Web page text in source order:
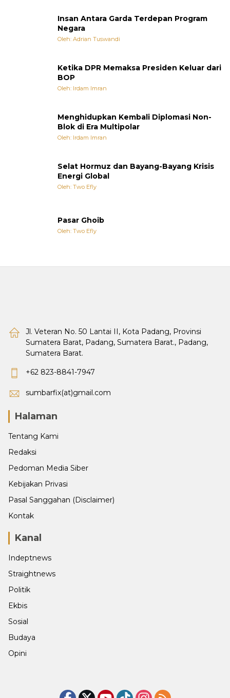
Insan Antara Garda Terdepan Program
Negara
Oleh: Adrian Tuswandi
Ketika DPR Memaksa Presiden Keluar dari
BOP
Oleh: Irdam Imran
Menghidupkan Kembali Diplomasi Non-
Blok di Era Multipolar
Oleh: Irdam Imran
Selat Hormuz dan Bayang-Bayang Krisis
Energi Global
Oleh: Two Efly
Pasar Ghoib
Oleh: Two Efly
Jl. Veteran No. 50 Lantai II, Kota Padang, Provinsi
Sumatera Barat, Padang, Sumatera Barat., Padang,
Sumatera Barat.
+62 823-8841-7947
sumbarfix(at)gmail.com
Halaman
Tentang Kami
Redaksi
Pedoman Media Siber
Kebijakan Privasi
Pasal Sanggahan (Disclaimer)
Kontak
Kanal
Indeptnews
Straightnews
Politik
Ekbis
Sosial
Budaya
Opini